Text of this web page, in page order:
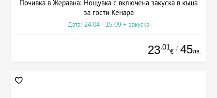
Почивка в Жеравна: Нощувка с включена закуска в къща
за гости Кенара
Дата: 24.04 - 15.09 + закуска
23.01
€ / 45лв.